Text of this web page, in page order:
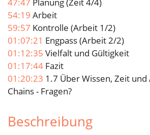
54:19 Arbeit
59:57 Kontrolle (Arbeit 1/2)
01:07:21 Engpass (Arbeit 2/2)
01:12:35 Vielfalt und Gültigkeit
01:17:44 Fazit
01:20:23 1.7 Über Wissen, Zeit
Chains - Fragen?
Beschreibung